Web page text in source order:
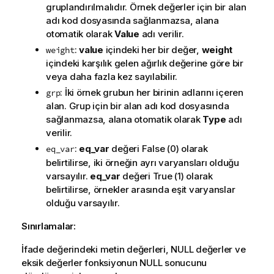
gruplandırılmalıdır. Örnek değerler için bir alan
adı kod dosyasında sağlanmazsa, alana
otomatik olarakValue adı verilir.
weight: value içindeki her bir değer, weight
içindeki karşılık gelen ağırlık değerine göre bir
veya daha fazla kez sayılabilir.
grp: İki örnek grubun her birinin adlarını içeren
alan. Grup için bir alan adı kod dosyasında
sağlanmazsa, alana otomatik olarak Type adı
verilir.
eq_var: eq_var değeri False(0) olarak
belirtilirse, iki örneğin ayrı varyansları olduğu
varsayılır. eq_var değeri True(1) olarak
belirtilirse, örnekler arasında eşit varyanslar
olduğu varsayılır.
Sınırlamalar:
İfade değerindeki metin değerleri, NULLdeğerler ve
eksik değerler fonksiyonun NULLsonucunu